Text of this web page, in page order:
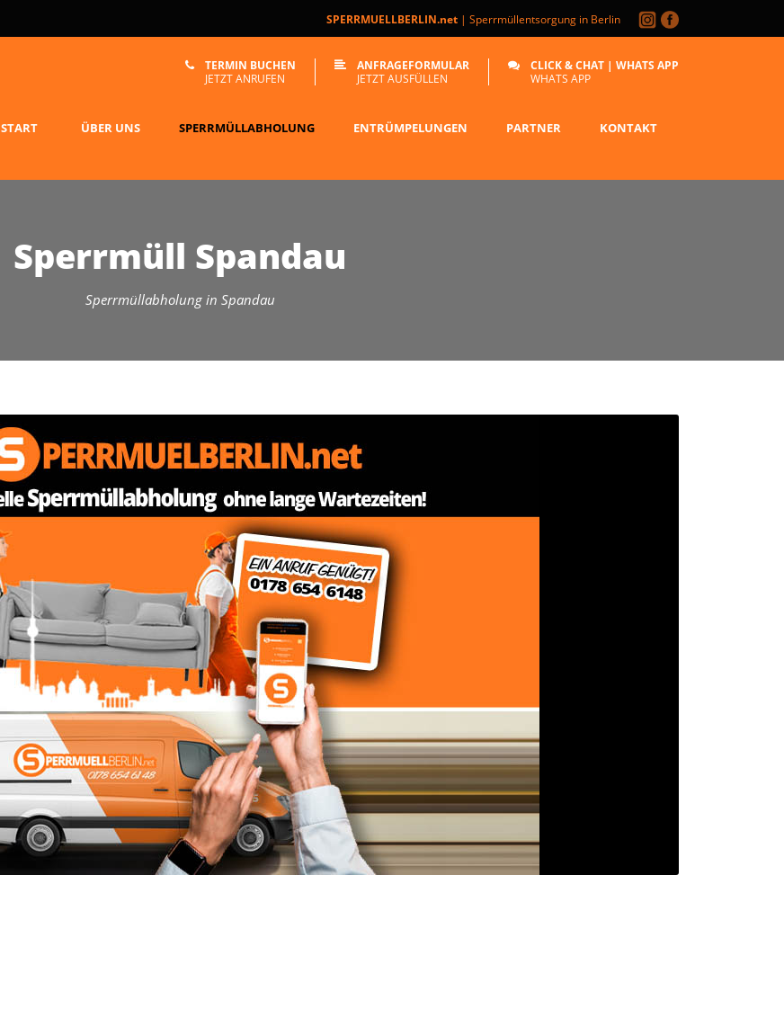
SPERRMUELLBERLIN.net | Sperrmüllentsorgung in Berlin
TERMIN BUCHEN
JETZT ANRUFEN
ANFRAGEFORMULAR
JETZT AUSFÜLLEN
CLICK & CHAT | WHATS APP
WHATS APP
START ÜBER UNS SPERRMÜLLABHOLUNG ENTRÜMPELUNGEN PARTNER KONTAKT
Sperrmüll Spandau
Sperrmüllabholung in Spandau